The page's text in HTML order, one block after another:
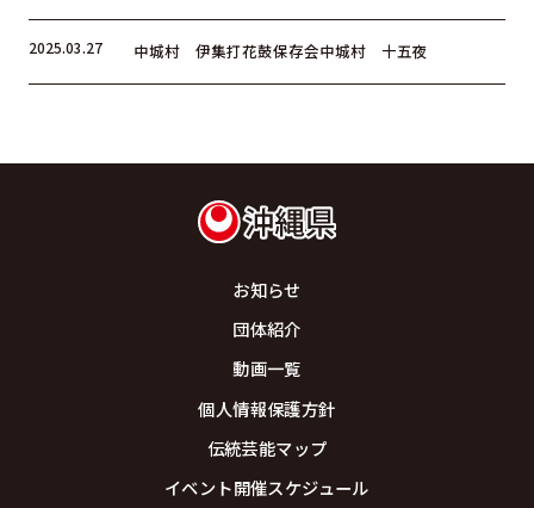
2025.03.27 中城村 伊集打花鼓保存会中城村 十五夜
お知らせ
団体紹介
動画一覧
個人情報保護方針
伝統芸能マップ
イベント開催スケジュール